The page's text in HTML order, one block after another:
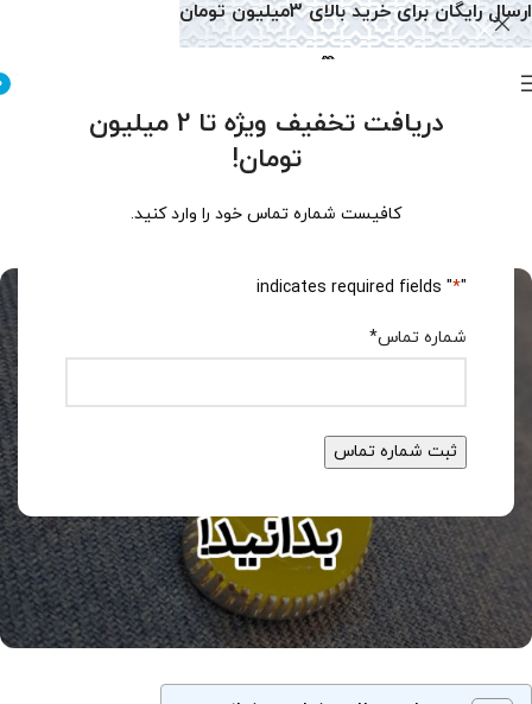
دریافت تخفیف ویژه تا 2 میلیون
تومان!
کافیست شماره تماس خود را وارد کنید.
"
*
" indicates required fields
شماره تماس*
دسته‌بندی نشده
آنچه باید درباره نوشتن دعای شرف
الشمس بدانید!
ارسال رایگان برای خرید بالای 3میلیون تومان